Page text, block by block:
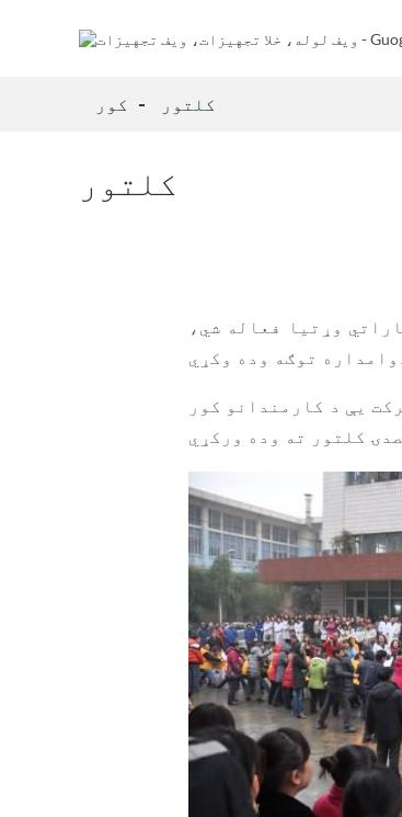
کور کلتور
کلتور
وړتیا فعاله شي،
یې د کارمندانو کور